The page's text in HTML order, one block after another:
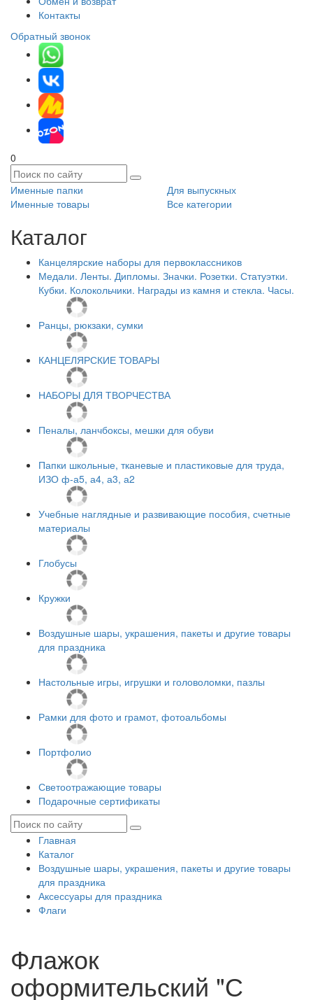
Контакты
Обратный звонок
0
Именные папки
Для выпускных
Именные товары
Все категории
Каталог
Канцелярские наборы для первоклассников
Медали. Ленты. Дипломы. Значки. Розетки. Статуэтки.
Кубки. Колокольчики. Награды из камня и стекла. Часы.
Ранцы, рюкзаки, сумки
КАНЦЕЛЯРСКИЕ ТОВАРЫ
НАБОРЫ ДЛЯ ТВОРЧЕСТВА
Пеналы, ланчбоксы, мешки для обуви
Папки школьные, тканевые и пластиковые для труда,
ИЗО ф-а5, а4, а3, а2
Учебные наглядные и развивающие пособия, счетные
материалы
Глобусы
Кружки
Воздушные шары, украшения, пакеты и другие товары
для праздника
Настольные игры, игрушки и головоломки, пазлы
Рамки для фото и грамот, фотоальбомы
Портфолио
Светоотражающие товары
Подарочные сертификаты
Главная
Каталог
Воздушные шары, украшения, пакеты и другие товары
для праздника
Аксессуары для праздника
Флаги
Флажок
оформительский "С